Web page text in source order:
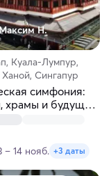
H.
Куала-Лумпур,
Ханой, Сингапур
симфония:
храмы и будущее
– 14 нояб. +3 даты